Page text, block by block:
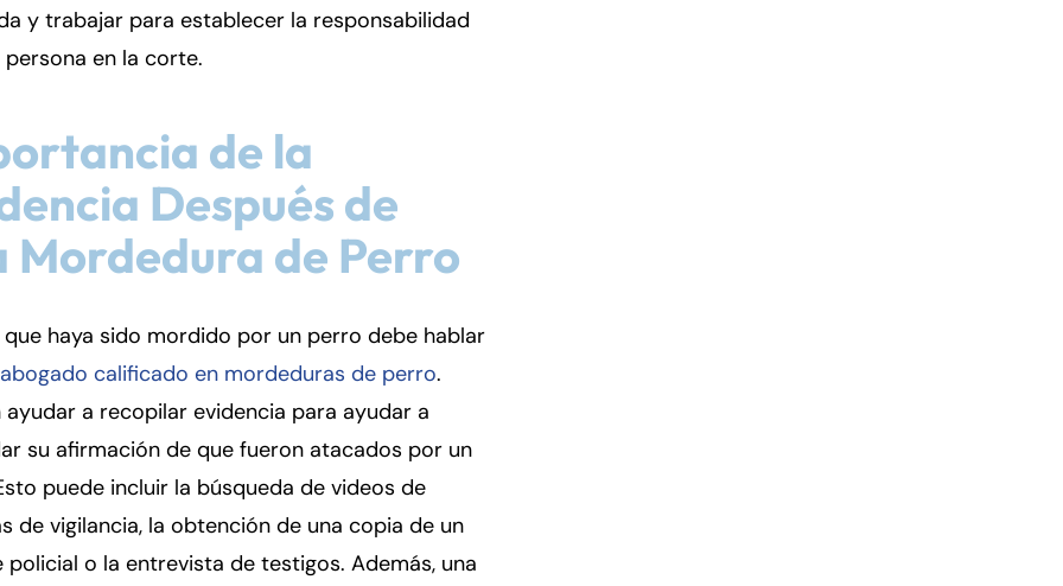
y trabajar para establecer la responsabilidad
en la corte.
de la
Después de
Mordedura de Perro
que haya sido mordido por un perro debe hablar
abogado calificado en mordeduras de perro.
ayudar a recopilar evidencia para ayudar a
su afirmación de que fueron atacados por un
puede incluir la búsqueda de videos de
de vigilancia, la obtención de una copia de un
policial o la entrevista de testigos. Además, una